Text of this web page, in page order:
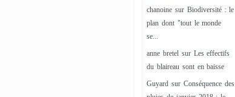
chanoine sur Biodiversité : le
plan dont "tout le monde
se...
anne bretelsur Les effectifs
du blaireau sont en baisse
Guyard sur Conséquence des